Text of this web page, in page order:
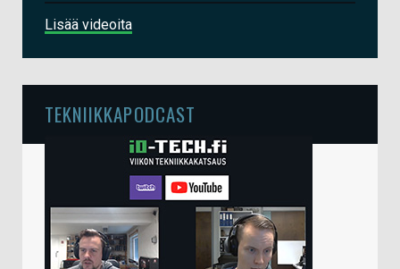
Lisää videoita
TEKNIIKKAPODCAST